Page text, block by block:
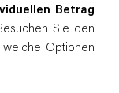
Betrag
Sie den
Optionen